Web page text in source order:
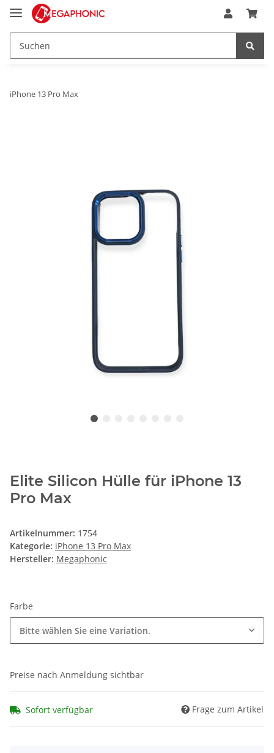
iPhone 13 Pro Max
Elite Silicon Hülle für iPhone 13
Pro Max
Artikelnummer: 1754
Kategorie: iPhone 13 Pro Max
Hersteller: Megaphonic
Farbe
Bitte wählen Sie eine Variation.
Preise nach Anmeldung sichtbar
Sofort verfügbar Frage zum Artikel